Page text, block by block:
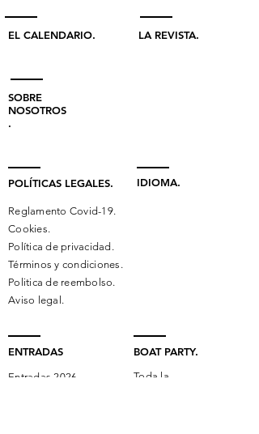
EL CALENDARIO. LA REVISTA.
SOBRE
NOSOTROS
.
POLÍTICAS LEGALES.
Reglamento Covid-19.
Cookies.
Política de privacidad.
Términos y condiciones.
Politica de reembolso.
Aviso legal.
IDIOMA.
ENTRADAS
Entradas 2026.
BOAT PARTY.
Toda la